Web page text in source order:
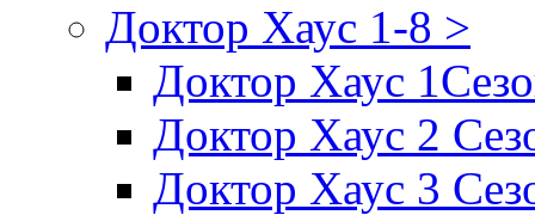
Доктор Хаус 1-8 >
Доктор Хаус
Доктор Хаус 2
Доктор Хаус 3